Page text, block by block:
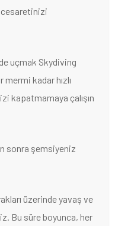
cesaretinizi
uçmak Skydiving
kadar hızlı
kapatmamaya çalışın
sonra şemsiyeniz
üzerinde yavaş ve
Bu süre boyunca, her